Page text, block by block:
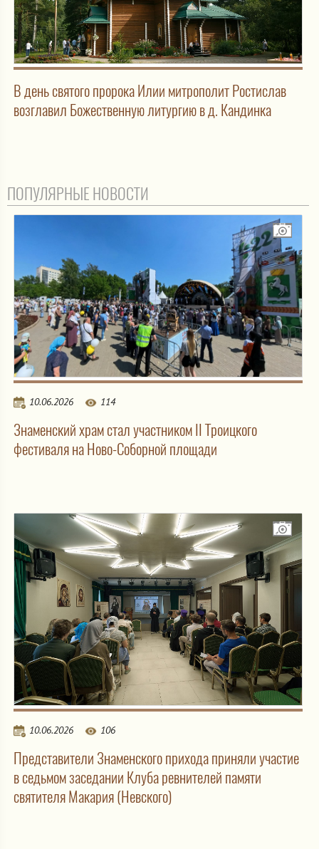
В день святого пророка Илии митрополит Ростислав
возглавил Божественную литургию в д. Кандинка
ПОПУЛЯРНЫЕ НОВОСТИ
10.06.2026 114
Знаменский храм стал участником II Троицкого
фестиваля на Ново-Соборной площади
10.06.2026 106
Представители Знаменского прихода приняли участие
в седьмом заседании Клуба ревнителей памяти
святителя Макария (Невского)